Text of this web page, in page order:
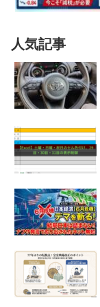
人気記事